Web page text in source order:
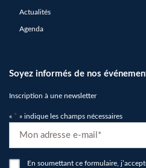
Actualités
Agenda
Soyez informés de nos
Inscription à une newsletter
« * » indique les champs nécessaires
*
RGPDEn soumettant ce formulaire,